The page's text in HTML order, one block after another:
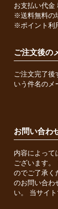
お支払い代金
※送料無料の
※ポイント利
ご注文後の
ご注文完了後
いう件名のメ
お問い合わ
内容によって
ございます。
のでご了承く
のお問い合わ
い。 当サイ